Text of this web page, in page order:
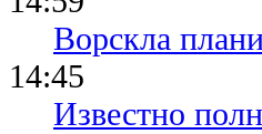
Ворскла
14:45
Известно